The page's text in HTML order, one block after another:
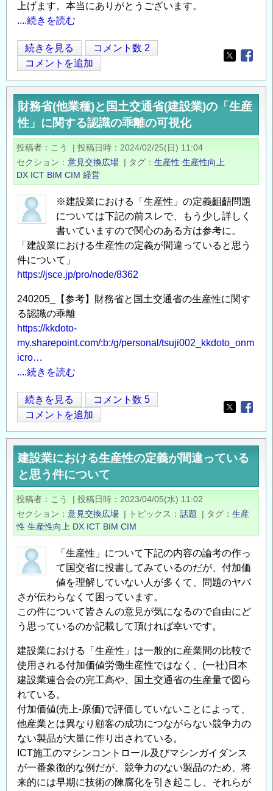
上げます。本当にありがとうございます。
....続きを読む
【お
礼】
建
設
業
に
お
け
る
生
産
性
定
義
問
に
の
続きを見る
コメント数 2
コメントを追加
Opens in
財務省(他業種)と国土交通省(建設業)の「生産
性」に関する認識の乖離の可視化
投稿者 こう | 投稿日時
2024/02/25(日) 11:04
セクション
意見交換広場 | タグ 生産性 生産性向上
DX ICT BIM CIM 経営
※建設業における「生産性」の定義齟齬問題
については下記の前スレで、もう少し詳しく
書いていますので関心のある方は参考に。
「建設業における生産性の定義が間違っていると思う
件について」
https://jsce.jp/pro/node/8362
240205_【参考】財務省と国土交通省の生産性に関す
る認識の乖離
https://kkdoto-
my.sharepoint.com/:b:/g/personal/tsuji002_kkdoto_onm
icro…
....続きを読む
財
務
省
(他
業
種)
と
国
土
交
通
省
設
業)
の
産
性」
に
関
す
る
認
識
の
続きを見る
コメント数 5
コメントを追加
Opens in
建設業における生産性の定義が間違っている
と思う件について
投稿者 こう | 投稿日時
2023/04/05(水) 11:02
セクション
意見交換広場 | トピックス 話題 | タグ
生産
性 生産性向上 DX ICT BIM CIM
「生産性」について下記の内容の論考の作っ
て国交省に投書してみているのだが、付加価
値を理解していない人が多くて、問題のヤバ
さが伝わらなくて困っています。
この件について皆さんの意見が気になるので自由にど
う思っているのか記載して頂ければ幸いです。
建設業における「生産性」は一般的に産業間の比較で
使用される付加価値労働生産性ではなく、(一社)日本
建設業連合会の完工高や、国土交通省の生産量で図ら
れている。
付加価値(売上-原価)で評価していないことによって、
他産業とは異なり顧客の成功につながらない競争力の
ない製品が大量に作り出されている。
ICT施工のマシンコントロール及びマシンガイダンス
が一番象徴的な例だが、競争⼒のない製品のため、将
来的には早期に技術の陳腐化を引き起こし、それらが